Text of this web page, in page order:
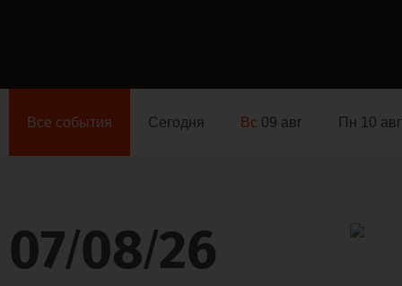
Все события Сегодня Вс 09 авг Пн 10 авг
07/08/26